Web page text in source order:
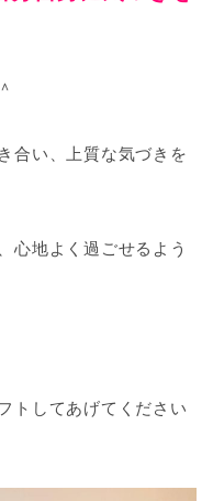
合い、上質な気づきを
心地よく過ごせるよう
トしてあげてください